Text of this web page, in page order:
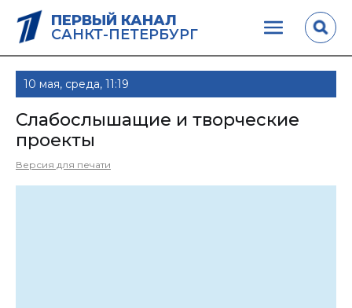
ПЕРВЫЙ КАНАЛ
САНКТ-ПЕТЕРБУРГ
10 мая, среда, 11:19
Слабослышащие и творческие
проекты
Версия для печати